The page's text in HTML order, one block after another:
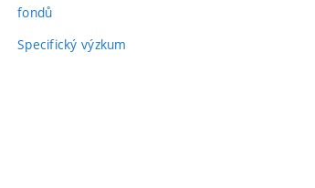
fondů
Specifický výzkum